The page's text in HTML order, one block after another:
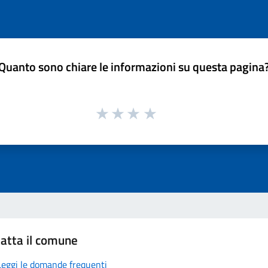
sono chiare le informazioni su questa
il comune
le domande frequenti